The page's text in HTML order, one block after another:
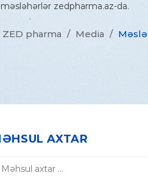
məsləhərlər zedpharma.az-da.
ZED pharma / Media /
AXTAR